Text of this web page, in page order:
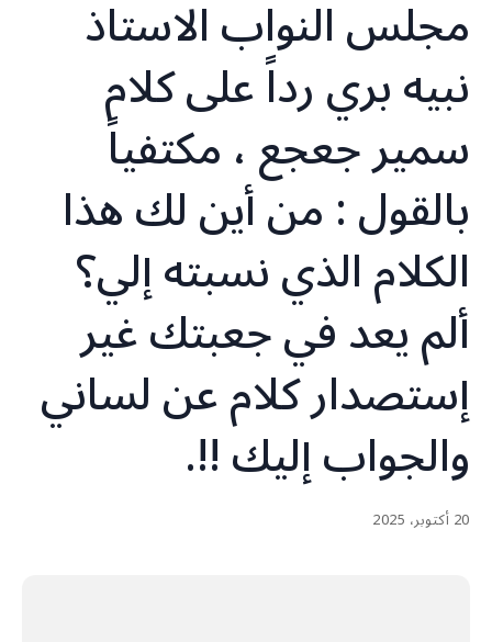
مجلس النواب الاستاذ
نبيه بري رداً على كلام
سمير جعجع ، مكتفياً
بالقول : من أين لك هذا
الكلام الذي نسبته إلي؟
ألم يعد في جعبتك غير
إستصدار كلام عن لساني
والجواب إليك !!.
20 أكتوبر، 2025